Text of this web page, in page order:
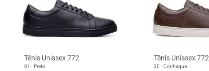
Tênis Unissex 772
01 - Preto
Tênis Unissex 772
30 - Conhaque